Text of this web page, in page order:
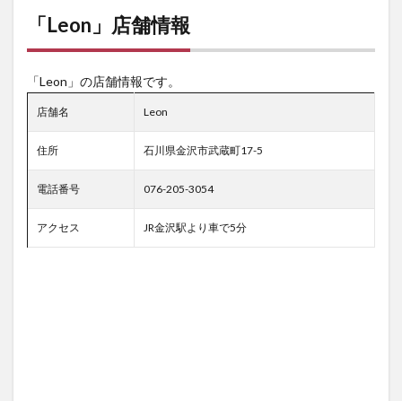
「Leon」店舗情報
「Leon」の店舗情報です。
店舗名 Leon
住所 石川県金沢市武蔵町17-5
電話番号 076-205-3054
アクセス JR金沢駅より車で5分